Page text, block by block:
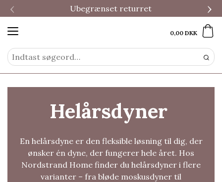
Ubegrænset returret
‹ ›
0,00 DKK
Helårsdyner
En helårsdyne er den fleksible løsning til dig, der
ønsker én dyne, der fungerer hele året. Hos
Nordstrand Home finder du helårsdyner i flere
varianter – fra bløde moskusdyner til